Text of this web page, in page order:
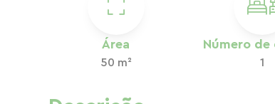
Área
50 m²
Número de
1